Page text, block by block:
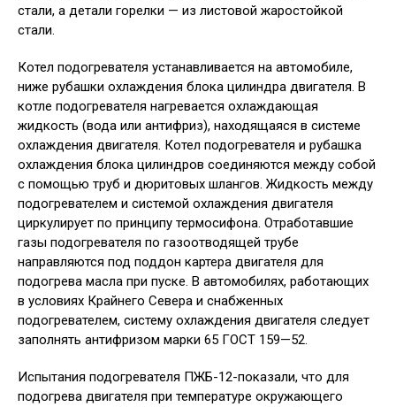
стали, а детали горелки — из листовой жаростойкой
стали.
Котел подогревателя устанавливается на автомобиле,
ниже рубашки охлаждения блока цилиндра двигателя. В
котле подогревателя нагревается охлаждающая
жидкость (вода или антифриз), находящаяся в системе
охлаждения двигателя. Котел подогревателя и рубашка
охлаждения блока цилиндров соединяются между собой
с помощью труб и дюритовых шлангов. Жидкость между
подогревателем и системой охлаждения двигателя
циркулирует по принципу термосифона. Отработавшие
газы подогревателя по газоотводящей трубе
направляются под поддон картера двигателя для
подогрева масла при пуске. В автомобилях, работающих
в условиях Крайнего Севера и снабженных
подогревателем, систему охлаждения двигателя следует
заполнять антифризом марки 65 ГОСТ 159—52.
Испытания подогревателя ПЖБ-12-показали, что для
подогрева двигателя при температуре окружающего